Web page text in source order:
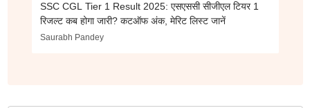
SSC CGL Tier 1 Result 2025: एसएससी सीजीएल टियर 1
रिजल्ट कब होगा जारी? कटऑफ अंक, मेरिट लिस्ट जानें
Saurabh Pandey